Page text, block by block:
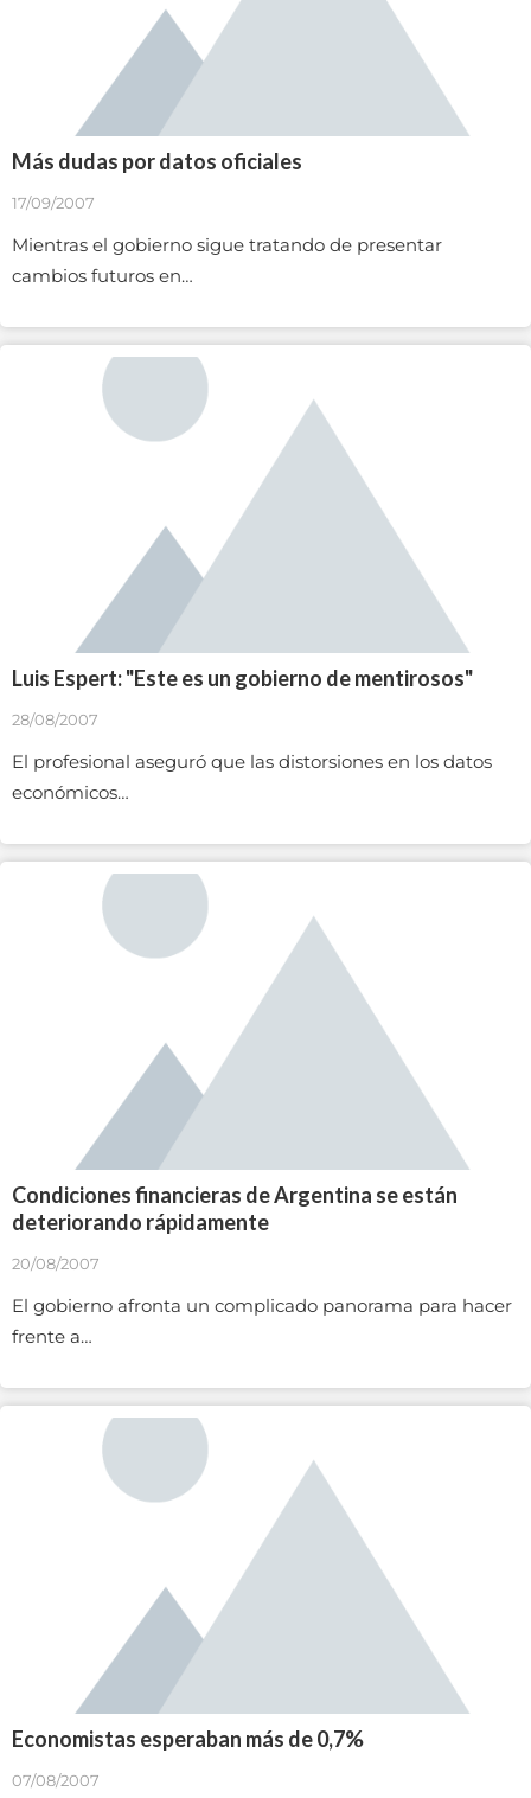
Más dudas por datos oficiales
17/09/2007
Mientras el gobierno sigue tratando de presentar
cambios futuros en…
Luis Espert: "Este es un gobierno de mentirosos"
28/08/2007
El profesional aseguró que las distorsiones en los datos
económicos…
Condiciones financieras de Argentina se están
deteriorando rápidamente
20/08/2007
El gobierno afronta un complicado panorama para hacer
frente a…
Economistas esperaban más de 0,7%
07/08/2007